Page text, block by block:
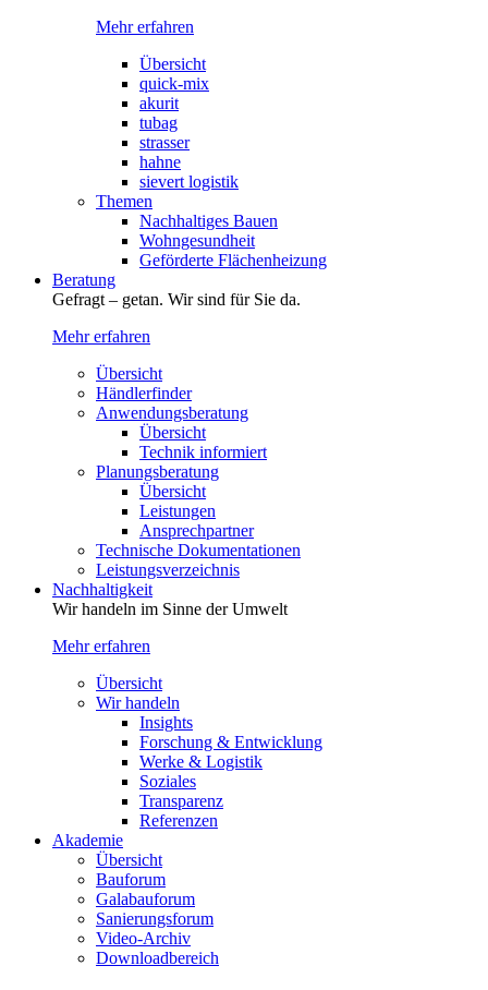
Mehr erfahren
Übersicht
quick-mix
akurit
tubag
strasser
hahne
sievert logistik
Themen
Nachhaltiges Bauen
Wohngesundheit
Geförderte Flächenheizung
Beratung
Gefragt – getan. Wir sind für Sie da.
Mehr erfahren
Übersicht
Händlerfinder
Anwendungsberatung
Übersicht
Technik informiert
Planungsberatung
Übersicht
Leistungen
Ansprechpartner
Technische Dokumentationen
Leistungsverzeichnis
Nachhaltigkeit
Wir handeln im Sinne der Umwelt
Mehr erfahren
Übersicht
Wir handeln
Insights
Forschung & Entwicklung
Werke & Logistik
Soziales
Transparenz
Referenzen
Akademie
Übersicht
Bauforum
Galabauforum
Sanierungsforum
Video-Archiv
Downloadbereich